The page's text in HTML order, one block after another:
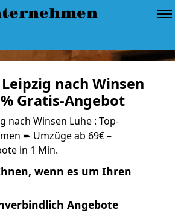
nach Winsen
Gratis-Angebot
nach Winsen Luhe : Top-
➨ Umzüge ab 69€ –
in 1 Min.
wenn es um Ihren
Angebote